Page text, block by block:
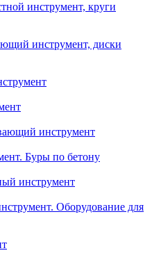
инструмент, круги
инструмент, диски
инструмент
Буры по бетону
инструмент
Оборудование для